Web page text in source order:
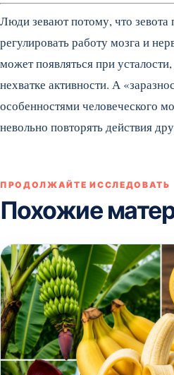
Люди зевают потому, что зевота
регулировать работу мозга и
может появляться при
нехватке активности. А
особенностями человеческого
невольно повторять действия
ПРОДОЛЖАЙТЕ ИССЛЕДОВАТЬ
Похожие